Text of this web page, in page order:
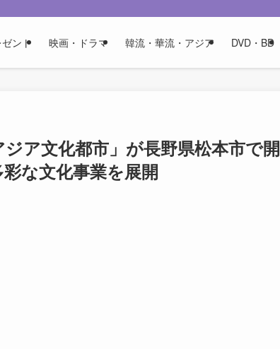
ント 映画・ドラマ 韓流・華流・アジア DVD・BD
ア文化都市」が長野県松本市で開
な文化事業を展開